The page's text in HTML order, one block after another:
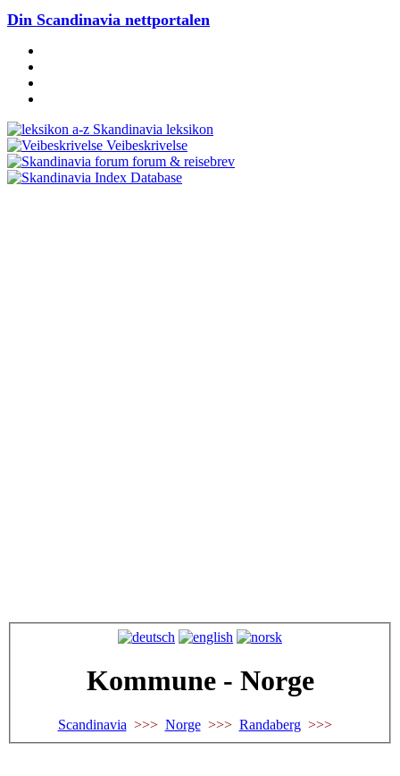
Din Scandinavia nettportalen
Skandinavia leksikon
Veibeskrivelse
forum & reisebrev
Database
Kommune - Norge
Scandinavia >>> Norge>>> Randaberg